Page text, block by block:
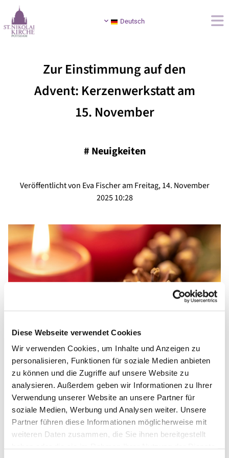
Diese Webseite verwendet Cookies
Wir verwenden Cookies, um Inhalte und Anzeigen zu
personalisieren, Funktionen für soziale Medien anbieten
zu können und die Zugriffe auf unsere Website zu
analysieren. Außerdem geben wir Informationen zu Ihrer
Verwendung unserer Website an unsere Partner für
soziale Medien, Werbung und Analysen weiter. Unsere
Partner führen diese Informationen möglicherweise mit
weiteren Daten zusammen, die Sie ihnen bereitgestellt
Deutsch
Zur Einstimmung auf den
Advent: Kerzenwerkstatt am
15. November
# Neuigkeiten
Veröffentlicht von Eva Fischer am Freitag, 14. November
2025 10:28
© unsplash.com, Daniel Seßler
Zur Einstimmung auf den Advent:
Kerzenwerkstatt am 15. November
Ob auf dem Adventskranz, als persönliches Geschenk
oder einfach für die Stimmung im Haus: Ein Advent ohne
Kerzen ist undenkbar, und selbst gestaltet sind sie am
schönsten! Daher laden Rosi Lieckfeldt und
Gemeindepädagogin Anna Bräutigam auch in diesem